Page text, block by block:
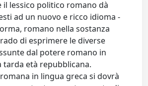
lessico politico romano dà
ad un nuovo e ricco idioma -
romano nella sostanza
di esprimere le diverse
dal potere romano in
tarda età repubblicana.
romana in lingua greca si dovrà